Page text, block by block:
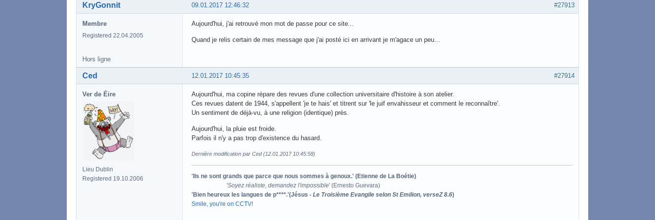
#27913
09.01.2017 12:46:32
KryGonnit
Membre
Registered 22.04.2005
Aujourd'hui, j'ai retrouvé mon mot de passe pour ce site...
Quand je relis certain de mes message que j'ai posté ici en arrivant je m'agace un peu...
Hors ligne
#27914
12.01.2017 10:45:35
Ced
Ver de Éire
Lieu Dublin
Registered 19.10.2006
Aujourd'hui, ma copine répare des revues d'une collection universitaire d'histoire à son atelier.
Ces revues datent de 1944, s'appellent 'je te hais' et titrent sur 'le juif envahisseur et comment le reconnaître'.
Un sentiment de déjà-vu, à une religion (identique) près.
Aujourd'hui, la pluie est froide.
Parfois il n'y a pas trop d'existence du hasard.
Dernière modification par Ced (12.01.2017 10:45:58)
'Ils ne sont grands que parce que nous sommes à genoux.' (Etienne de La Boétie)
'Soyez réaliste, demandez l'impossible' (Ernesto Guevara)
'Bien heureux les langues de p****.'(Jésus - Le Troisième Evangile selon St Emilion, verseZ 8.6)
Smile, you're on CCTV!